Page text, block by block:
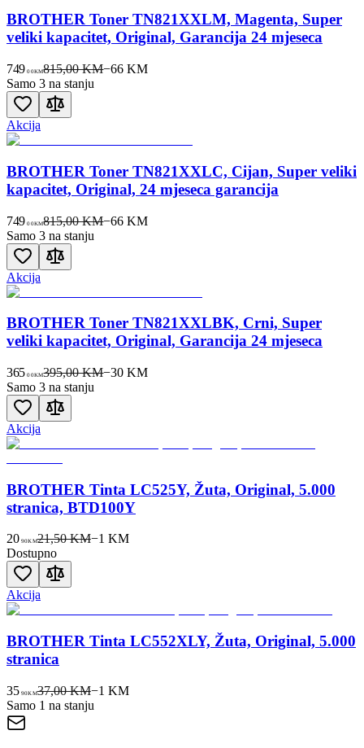
BROTHER Toner TN821XXLM, Magenta, Super
veliki kapacitet, Original, Garancija 24 mjeseca
749 00KM815,00 KM−66 KM
Samo 3 na stanju
Akcija
BROTHER Toner TN821XXLC, Cijan, Super veliki
kapacitet, Original, 24 mjeseca garancija
749 00KM815,00 KM−66 KM
Samo 3 na stanju
Akcija
BROTHER Toner TN821XXLBK, Crni, Super
veliki kapacitet, Original, Garancija 24 mjeseca
365 00KM395,00 KM−30 KM
Samo 3 na stanju
Akcija
BROTHER Tinta LC525Y, Žuta, Original, 5.000
stranica, BTD100Y
20 90KM21,50 KM−1 KM
Dostupno
Akcija
BROTHER Tinta LC552XLY, Žuta, Original, 5.000
stranica
35 90KM37,00 KM−1 KM
Samo 1 na stanju